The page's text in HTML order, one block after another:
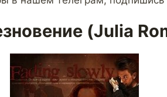
(Julia